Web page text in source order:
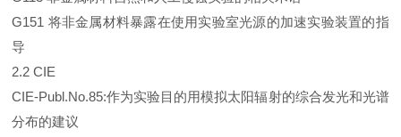
G151 将非金属材料暴露在使用实验室光源的加速实验装置的指
导
2.2 CIE
CIE-Publ.No.85:作为实验目的用模拟太阳辐射的综合发光和光谱
分布的建议